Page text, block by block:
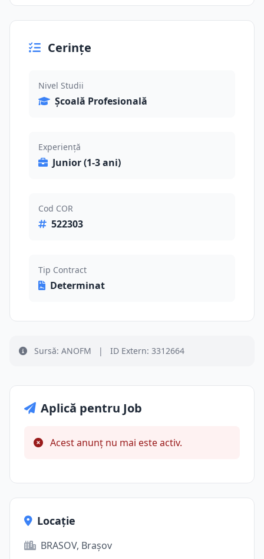
Cerințe
Nivel Studii
Școală Profesională
Experiență
Junior (1-3 ani)
Cod COR
522303
Tip Contract
Determinat
Sursă: ANOFM | ID Extern: 3312664
Aplică pentru Job
Acest anunț nu mai este activ.
Locație
BRASOV, Brașov